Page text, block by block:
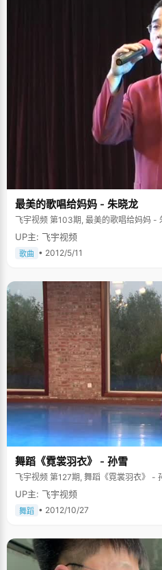
的这种悲观情绪有自己的看法："黄嫣是
这次高考她背水一战，肯定没问题。"高
娇》一首，以示鼓励："时光飞逝，转眼
对，连场苦战厮杀，血流成河，尸横遍
海归顺矣，雄姿引发，勃然而兴，至如
众强敌，遇神杀神，遇佛杀佛，不负母
嫣的情绪稍微轻松了一些。 不自信让黄嫣对自己的要求更多了，既没有采取
自暴自弃的态度，也没有停止去尝试着
取，"老感觉不自信，所以就老想着多
都进步一点点就很开心了。"谦虚而又自然。 历史老师的话成了现实，
回了状元的桂冠，尽管刚考完的那天她
元，黄嫣依然是不自信的，尤其到了北
了，我想得更加努力才不会落下太多吧"。 在细节上下功夫 如果你拿一本
史课本，翻到某一页给黄嫣出题，她会
你，包括页脚的小注释。曾经一个讨教
又偏的内容，都要记下来呀？"黄嫣严
节，只要是课本上出现的知识，都会认
些生僻题目的时候，她总能得分。 "记笔记确实很重要"，黄嫣的另外一个秘
笈就是记笔记，"以前都把笔记记在课本
记笔才发现，原来记笔记有那么多的好
出来，一边思考一边加入自己的体会和
高"。尝到甜头后的黄嫣将以前所有记在
笔记本上，"有笔记会比较安心，也便于复习。" 会学又会
扮，爱逛街，喜欢上网听歌，聊天，擅
各大文娱活动中表现突出。暑假里将《
辕剑》等经典游戏玩得很顺溜。在"快乐
春活力的学生们一样，热衷于对偶像的
活动积极，表现出色，被提拔为"笔"迷
家上街去拉票。"追李宇春的票数追得
比赛情况，"黄嫣说着就笑开了，"有一
哭鼻子，"为此，黄嫣还跟劝说自己的爸爸闹了回别扭。
生机盎然，充实而又丰富。来到大学这
的期望和计划，希望她在人生的第二条
最美的歌唱给妈妈 - 朱晓龙
飞宇视频 第103期, 最美的歌唱给妈妈 -
UP主: 飞宇视频
歌曲 • 2012/5/11
舞蹈《霓裳羽衣》 - 孙雪
飞宇视频 第127期, 舞蹈《霓裳羽衣》 -
UP主: 飞宇视频
舞蹈 • 2012/10/27